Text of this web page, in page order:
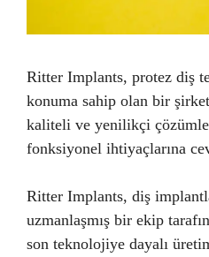
Ritter Implants, protez diş
konuma sahip olan bir
kaliteli ve yenilikçi
fonksiyonel ihtiyaçlarına
Ritter Implants, diş
uzmanlaşmış bir ekip
son teknolojiye dayalı